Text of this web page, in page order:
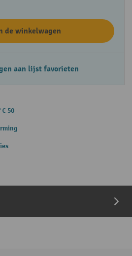
de winkelwagen
aan lijst favorieten
€ 50